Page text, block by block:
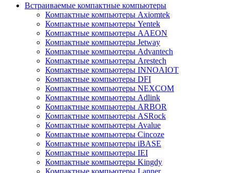
Встраиваемые компактные компьютеры
Компактные компьютеры Axiomtek
Компактные компьютеры Yentek
Компактные компьютеры AAEON
Компактные компьютеры Jetway
Компактные компьютеры Advantech
Компактные компьютеры Arestech
Компактные компьютеры INNOAIOT
Компактные компьютеры DFI
Компактные компьютеры NEXCOM
Компактные компьютеры Adlink
Компактные компьютеры ARBOR
Компактные компьютеры ASRock
Компактные компьютеры Avalue
Компактные компьютеры Cincoze
Компактные компьютеры iBASE
Компактные компьютеры IEI
Компактные компьютеры Kingdy
Компактные компьютеры Lanner